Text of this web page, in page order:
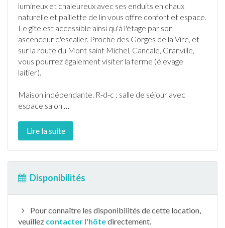
lumineux et chaleureux avec ses enduits en chaux
naturelle et paillette de lin vous offre confort et espace.
Le gîte est accessible ainsi qu'à l'étage par son
ascenceur d'escalier. Proche des Gorges de la Vire, et
sur la route du Mont saint Michel, Cancale, Granville,
vous pourrez également visiter la ferme (élevage
laitier).
Maison indépendante. R-d-c : salle de séjour avec
espace salon …
Lire la suite
Disponibilités
Pour connaître les disponibilités de cette location,
veuillez contacter l'hôtedirectement.